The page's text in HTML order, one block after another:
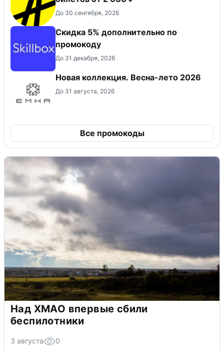
До 30 сентября, 2026
Скидка 5% дополнительно по
промокоду
До 31 декабря, 2026
Новая коллекция. Весна-лето 2026
До 31 августа, 2026
Все промокоды
Над ХМАО впервые сбили
беспилотники
3 августа 0